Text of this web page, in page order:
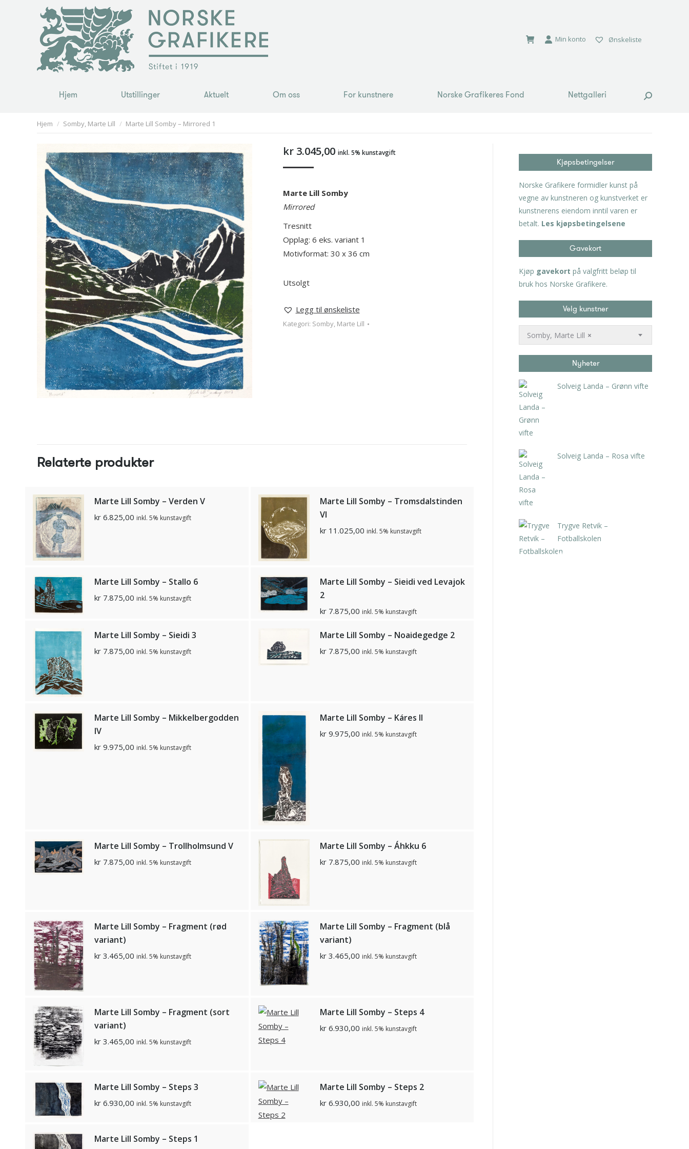
Min konto Ønskeliste
Hjem Utstillinger Aktuelt Om oss For kunstnere Norske Grafikeres Fond Nettgalleri Search:
You are here:
Hjem Somby, Marte Lill Marte Lill Somby – Mirrored 1
kr3.045,00 inkl. 5% kunstavgift
Marte Lill Somby
Mirrored
Tresnitt
Opplag: 6 eks. variant 1
Motivformat: 30 x 36 cm
Utsolgt
Legg til ønskeliste
Kategori: Somby, Marte Lill
Relaterte produkter
Marte Lill Somby – Verden V
kr 6.825,00 inkl. 5% kunstavgift
Marte Lill Somby – Tromsdalstinden
VI
kr11.025,00 inkl. 5% kunstavgift
Marte Lill Somby – Stallo 6
kr 7.875,00 inkl. 5% kunstavgift
Marte Lill Somby – Sieidi ved Levajok
2
kr7.875,00 inkl. 5% kunstavgift
Marte Lill Somby – Sieidi 3
kr 7.875,00 inkl. 5% kunstavgift
Marte Lill Somby – Noaidegedge 2
kr7.875,00 inkl. 5% kunstavgift
Marte Lill Somby – Mikkelbergodden
IV
kr 9.975,00 inkl. 5% kunstavgift
Marte Lill Somby – Káres II
kr9.975,00 inkl. 5% kunstavgift
Marte Lill Somby – Trollholmsund V
kr 7.875,00 inkl. 5% kunstavgift
Marte Lill Somby – Áhkku 6
kr7.875,00 inkl. 5% kunstavgift
Marte Lill Somby – Fragment (rød
variant)
kr 3.465,00 inkl. 5% kunstavgift
Marte Lill Somby – Fragment (blå
variant)
kr3.465,00 inkl. 5% kunstavgift
Marte Lill Somby – Fragment (sort
variant)
kr 3.465,00 inkl. 5% kunstavgift
Marte Lill Somby – Steps 4
kr6.930,00 inkl. 5% kunstavgift
Marte Lill Somby – Steps 3
kr 6.930,00 inkl. 5% kunstavgift
Marte Lill Somby – Steps 2
kr6.930,00 inkl. 5% kunstavgift
Marte Lill Somby – Steps 1
Kjøpsbetingelser
Norske Grafikere formidler kunst på
vegne av kunstneren og kunstverket er
kunstnerens eiendom inntil varen er
betalt. Les kjøpsbetingelsene
Gavekort
Kjøp gavekort på valgfritt beløp til
bruk hos Norske Grafikere.
Velg kunstner
×
Somby, Marte Lill
Nyheter
Solveig Landa – Grønn vifte
Solveig Landa – Rosa vifte
Trygve Retvik –
Fotballskolen
kr
Hjem Utstillinger Aktuelt